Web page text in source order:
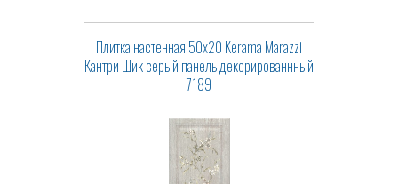
Плитка настенная 50x20 Kerama Marazzi
Кантри Шик серый панель декорированнный
7189